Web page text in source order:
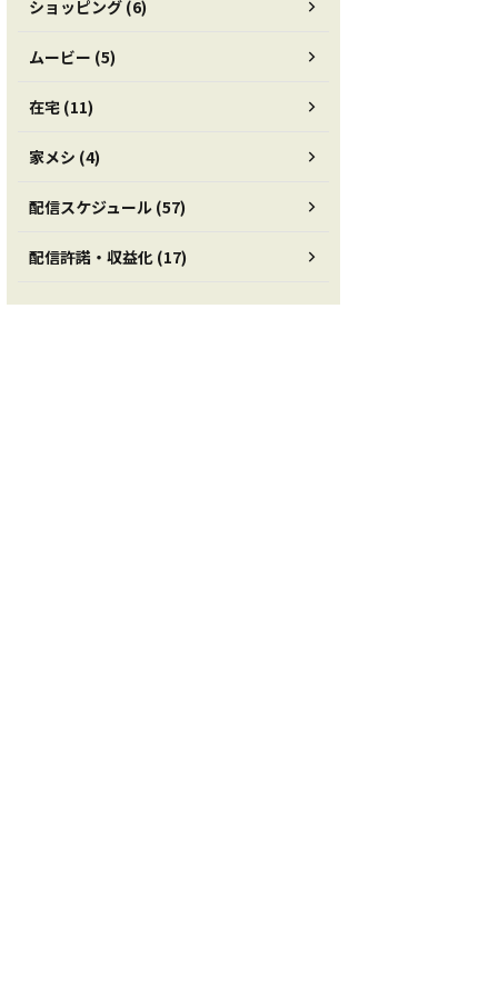
ショッピング (6)
ムービー (5)
在宅 (11)
家メシ (4)
配信スケジュール (57)
配信許諾・収益化 (17)